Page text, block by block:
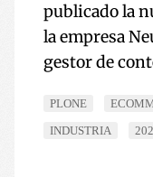
publicado la
la empresa
gestor de
PLONE
INDUSTRIA